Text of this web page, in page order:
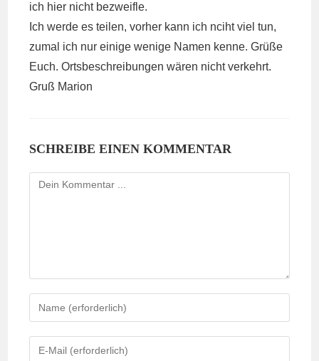
ich hier nicht bezweifle.
Ich werde es teilen, vorher kann ich nciht viel tun,
zumal ich nur einige wenige Namen kenne. Grüße
Euch. Ortsbeschreibungen wären nicht verkehrt.
Gruß Marion
SCHREIBE EINEN KOMMENTAR
Kommentieren
deinen
Namen
oder